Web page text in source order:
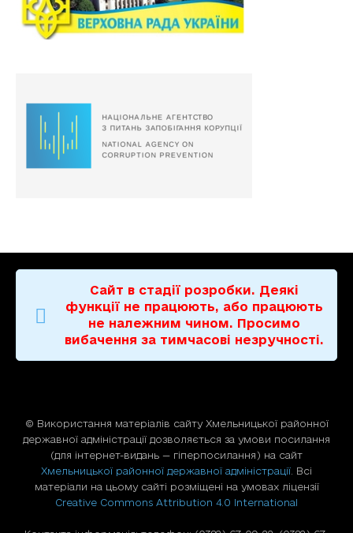
Сайт в стадії розробки. Деякі
функції не працюють, або працюють
не належним чином. Просимо
вибачення за тимчасові незручності.
© Використання матерiалiв сайту Хмельницької районної
державної адміністрації дозволяється за умови посилання
(для iнтернет-видань — гiперпосилання) на сайт
Хмельницької районної державної адміністрації . Всі
матеріали на цьому сайті розміщені на умовах ліцензії
Creative Commons Attribution 4.0 International